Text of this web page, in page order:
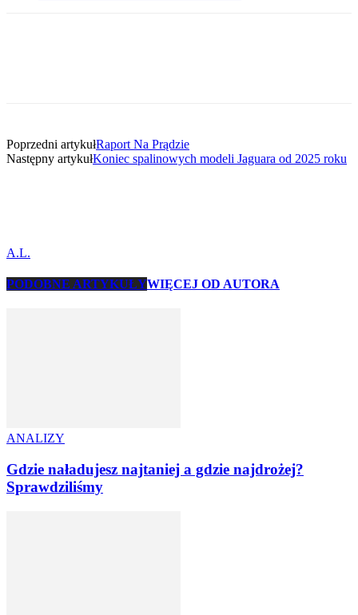
Poprzedni artykułRaport Na Prądzie
Następny artykułKoniec spalinowych modeli Jaguara od 2025 roku
A.L.
PODOBNE ARTYKUŁYWIĘCEJ OD AUTORA
ANALIZY
Gdzie naładujesz najtaniej a gdzie najdrożej?
Sprawdziliśmy